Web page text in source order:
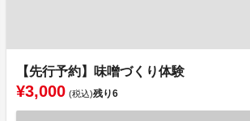
【先行予約】味噌づくり体験
¥3,000 (税込)残り6